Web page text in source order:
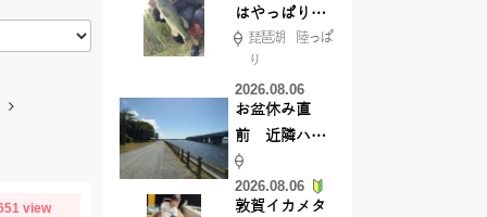
view
はやっぱりカ
バー撃ち
【45cmキャ
ッチ】
琵琶湖 陸っぱ
り
2026.08.06
お盆休み直
前 近隣ハゼ
釣り場調査し
てきました
2026.08.06
敦賀イカメタ